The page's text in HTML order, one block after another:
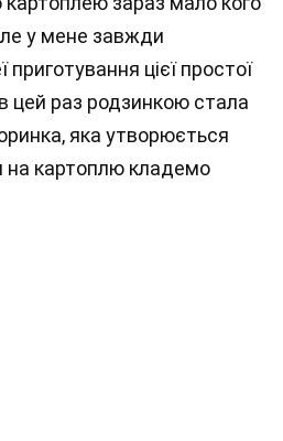
у мене завжди
приготування цієї простої
цей раз родзинкою стала
яка утворюється
на картоплю кладемо